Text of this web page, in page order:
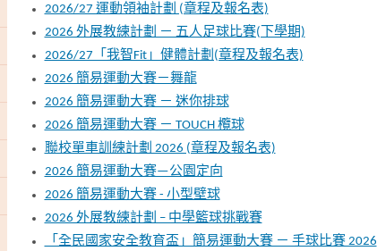
2026/27 運動領袖計劃 (章程及報名表)
2026 外展教練計劃 － 五人足球比賽(下學期)
2026/27「我智Fit」健體計劃(章程及報名表)
2026 簡易運動大賽－舞龍
2026 簡易運動大賽 － 迷你排球
2026 簡易運動大賽 － TOUCH 欖球
聯校單車訓練計劃 2026 (章程及報名表)
2026 簡易運動大賽—公園定向
2026 簡易運動大賽 - 小型壁球
2026 外展教練計劃 – 中學籃球挑戰賽
「全民國家安全教育盃」簡易運動大賽 － 手球比賽 2026